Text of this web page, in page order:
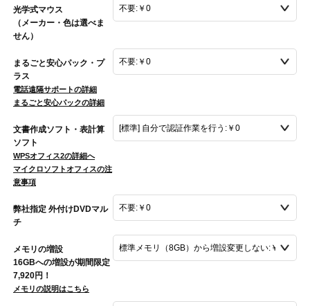
光学式マウス
（メーカー・色は選べま
せん）
まるごと安心パック・プ
ラス
電話遠隔サポートの詳細
まるごと安心パックの詳細
文書作成ソフト・表計算
ソフト
WPSオフィス2の詳細へ
マイクロソフトオフィスの注
意事項
弊社指定 外付けDVDマル
チ
メモリの増設
16GBへの増設が期間限定
7,920円！
メモリの説明はこちら